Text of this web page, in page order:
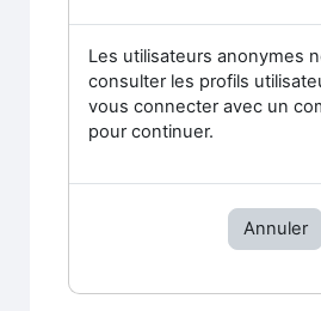
Les utilisateurs anonymes
consulter les profils
vous connecter avec un
pour continuer.
Annuler